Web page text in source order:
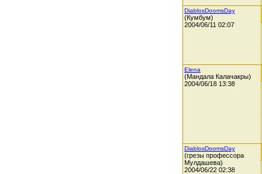
DiablosDoomsDay
(Кумбум)
2004/06/11 02:07
Elena
(Мандала Калачакры)
2004/06/18 13:38
DiablosDoomsDay
(грезы профессора
Мулдашева)
2004/06/22 02:38